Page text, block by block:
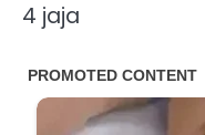
4 jaja